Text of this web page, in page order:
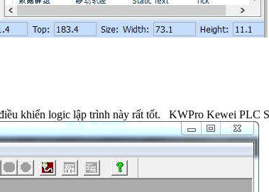
khiển logic lập trình này rất tốt. KWPro Kewei PLC